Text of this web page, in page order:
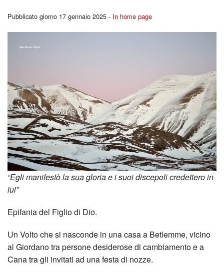
dei
Tra
Pregare la Parola
Pubblicato giorno 17 gennaio 2025 - In home page
“Egli manifestò la sua gloria e i suoi discepoli credettero in
lui”
Epifania del Figlio di Dio.
Un Volto che si nasconde in una casa a Betlemme, vicino
al Giordano tra persone desiderose di cambiamento e a
Cana tra gli invitati ad una festa di nozze.